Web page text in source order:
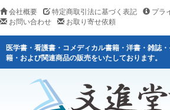
会社概要 特定商取引法に基づく表記
プラ
お問い合わせ
お取り寄せ依頼
医学書・看護書・コメディカル書籍・洋書・雑誌
籍・および関連商品の販売をいたしております。